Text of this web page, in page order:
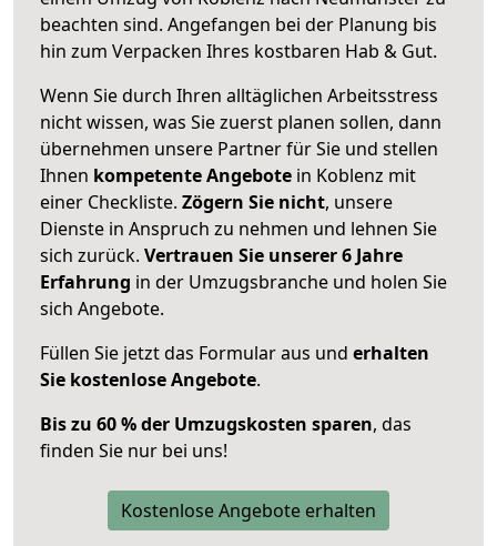
beachten sind. Angefangen bei der Planung bis
hin zum Verpacken Ihres kostbaren Hab & Gut.
Wenn Sie durch Ihren alltäglichen Arbeitsstress
nicht wissen, was Sie zuerst planen sollen, dann
übernehmen unsere Partner für Sie und stellen
Ihnen kompetente Angebote in Koblenz mit
einer Checkliste. Zögern Sie nicht, unsere
Dienste in Anspruch zu nehmen und lehnen Sie
sich zurück. Vertrauen Sie unserer 6 Jahre
Erfahrung in der Umzugsbranche und holen Sie
sich Angebote.
Füllen Sie jetzt das Formular aus und erhalten
Sie kostenlose Angebote.
Bis zu 60 % der Umzugskosten sparen, das
finden Sie nur bei uns!
Kostenlose Angebote erhalten